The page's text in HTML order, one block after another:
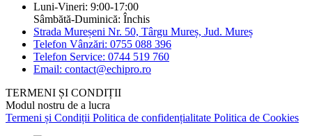
Luni-Vineri: 9:00-17:00
Sâmbătă-Duminică: Închis
Strada Mureșeni Nr. 50, Târgu Mureș, Jud. Mureș
Telefon Vânzări: 0755 088 396
Telefon Service: 0744 519 760
Email: contact@echipro.ro
TERMENI ȘI CONDIȚII
Modul nostru de a lucra
Termeni și Condiții Politica de confidențialitate Politica de Cookies